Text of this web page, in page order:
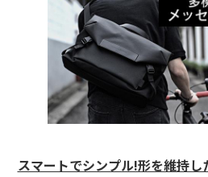
スマートでシンプル!形を維持